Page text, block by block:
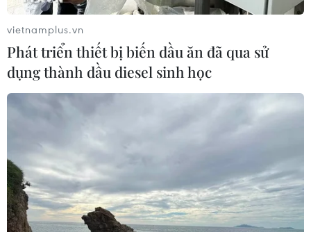
vietnamplus.vn
Phát triển thiết bị biến dầu ăn đã qua sử
dụng thành dầu diesel sinh học